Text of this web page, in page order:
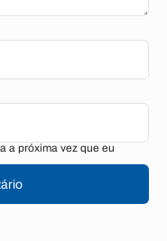
a próxima vez que eu